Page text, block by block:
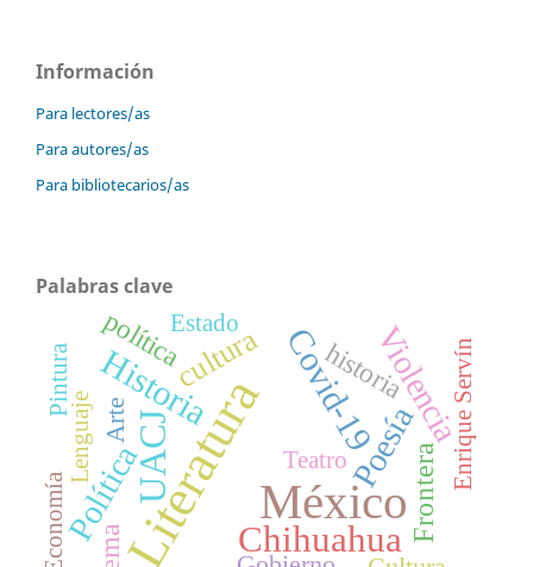
Información
Para lectores/as
Para autores/as
Para bibliotecarios/as
Palabras clave
LiteraturaMéxico
UACJ
Chihuahua
Historia Covid-19Poesía
Violencia
Política
cultura
Frontera
política historia
Arte
Teatro
Economía
Lenguaje Enrique Servín
Pintura
Estado